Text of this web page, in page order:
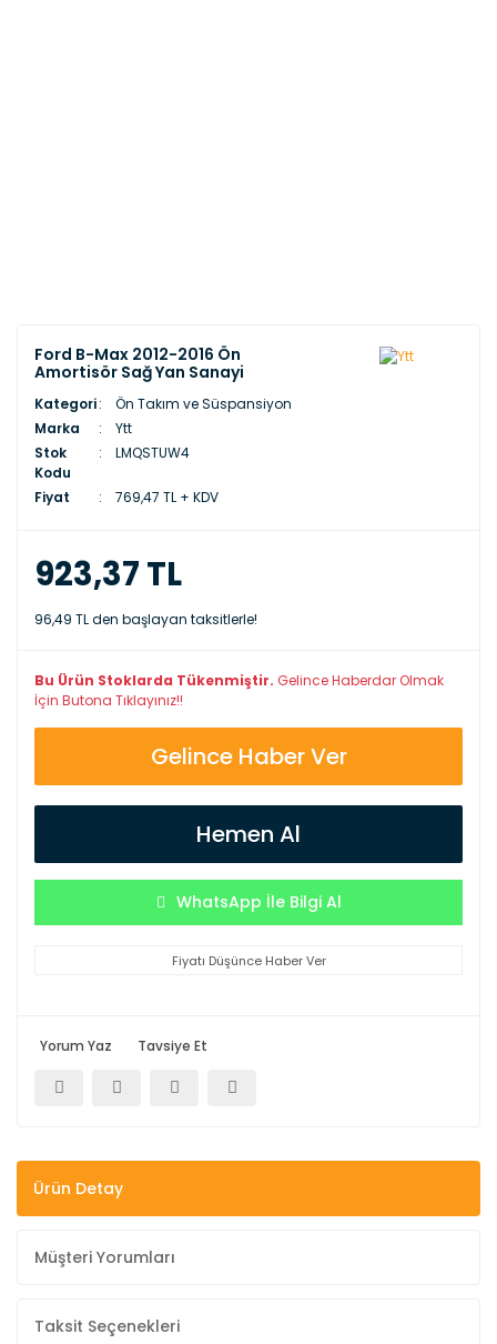
Ford B-Max 2012-2016 Ön
Amortisör Sağ Yan Sanayi
Kategori
Ön Takım ve Süspansiyon
Marka
Ytt
Stok
Kodu
LMQSTUW4
Fiyat 769,47 TL + KDV
923,37 TL
96,49 TL den başlayan taksitlerle!
Bu Ürün Stoklarda Tükenmiştir. Gelince Haberdar Olmak
İçin Butona Tıklayınız!!
Gelince Haber Ver
Hemen Al
WhatsApp İle Bilgi Al
Fiyatı Düşünce Haber Ver
Yorum Yaz Tavsiye Et
Ürün Detay
Müşteri Yorumları
Taksit Seçenekleri